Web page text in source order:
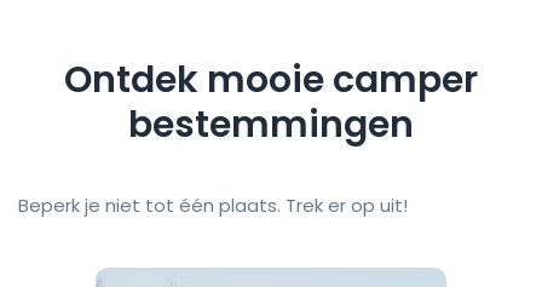
Ontdek mooie camper
bestemmingen
Beperk je niet tot één plaats. Trek er op uit!